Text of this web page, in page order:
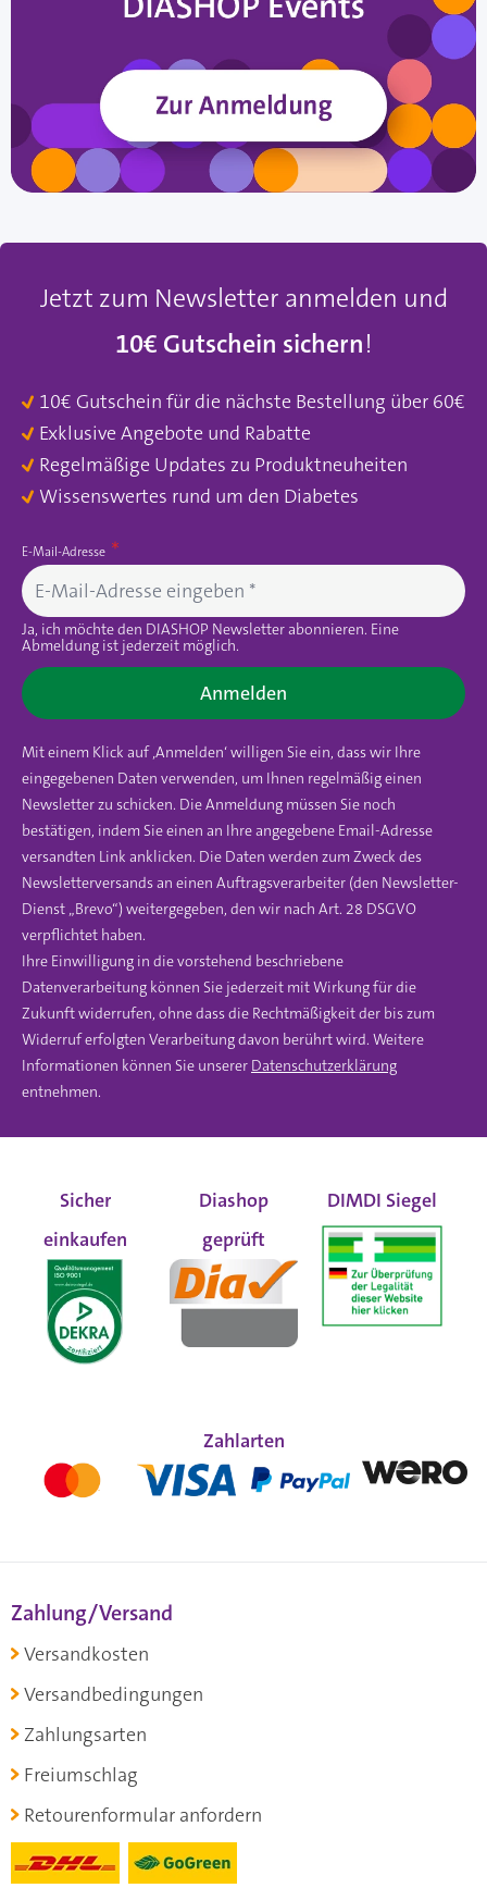
Jetzt zum Newsletter anmelden und
10€ Gutschein sichern!
10€ Gutschein für die nächste Bestellung über 60€
Exklusive Angebote und Rabatte
Regelmäßige Updates zu Produktneuheiten
Wissenswertes rund um den Diabetes
E-Mail-Adresse
Ja, ich möchte den DIASHOP Newsletter abonnieren. Eine
Abmeldung ist jederzeit möglich.
Anmelden
Mit einem Klick auf ‚Anmelden‘ willigen Sie ein, dass wir Ihre
eingegebenen Daten verwenden, um Ihnen regelmäßig einen
Newsletter zu schicken. Die Anmeldung müssen Sie noch
bestätigen, indem Sie einen an Ihre angegebene Email-Adresse
versandten Link anklicken. Die Daten werden zum Zweck des
Newsletterversands an einen Auftragsverarbeiter (den Newsletter-
Dienst „Brevo“) weitergegeben, den wir nach Art. 28 DSGVO
verpflichtet haben.
Ihre Einwilligung in die vorstehend beschriebene
Datenverarbeitung können Sie jederzeit mit Wirkung für die
Zukunft widerrufen, ohne dass die Rechtmäßigkeit der bis zum
Widerruf erfolgten Verarbeitung davon berührt wird. Weitere
Informationen können Sie unserer Datenschutzerklärung
entnehmen.
Sicher
einkaufen
Diashop
geprüft
DIMDI Siegel
Zahlarten
Zahlung/Versand
Versandkosten
Versandbedingungen
Zahlungsarten
Freiumschlag
Retourenformular anfordern